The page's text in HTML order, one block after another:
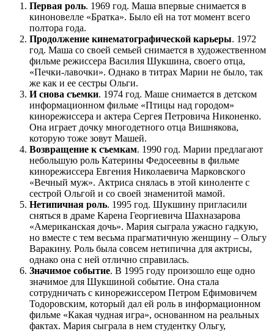
Первая роль. 1969 год. Маша впервые снимается в
киноновелле «Братка». Было ей на тот момент всего
полтора года.
Продолжение кинематографической карьеры. 1972
год. Маша со своей семьей снимается в художественном
фильме режиссера Василия Шукшина, своего отца,
«Печки-лавочки». Однако в титрах Марии не было, так
же как и ее сестры Ольги.
И снова съемки. 1974 год. Маше снимается в детском
информационном фильме «Птицы над городом»
кинорежиссера и актера Сергея Петровича Никоненко.
Она играет дочку многодетного отца Вишнякова,
которую тоже зовут Машей.
Возвращение к съемкам. 1990 год. Марии предлагают
небольшую роль Катерины Федосеевны в фильме
кинорежиссера Евгения Николаевича Марковского
«Вечный муж». Актриса снялась в этой киноленте с
сестрой Ольгой и со своей знаменитой мамой.
Нетипичная роль. 1995 год. Шукшину пригласили
сняться в драме Карена Георгиевича Шахназарова
«Американская дочь». Мария сыграла ужасно гадкую,
но вместе с тем весьма прагматичную женщину – Ольгу
Варакину. Роль была совсем нетипична для актрисы,
однако она с ней отлично справилась.
Значимое событие. В 1995 году произошло еще одно
значимое для Шукшиной событие. Она стала
сотрудничать с кинорежиссером Петром Ефимовичем
Тодоровским, который дал ей роль в информационном
фильме «Какая чудная игра», основанном на реальных
фактах. Мария сыграла в нем студентку Ольгу,